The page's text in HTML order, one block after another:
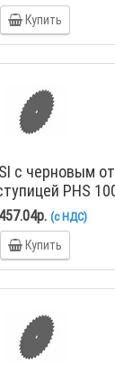
Купить
с черновым
PHS
(с НДС)
Купить